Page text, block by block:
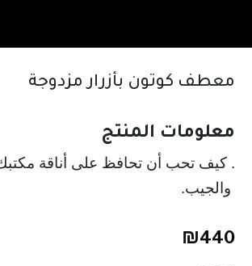
معطف كوتون بأزرار مزدوجة
معلومات المنتج
. كيف تحب أن تحافظ على أناقة مكتبك
والجيب.
₪440